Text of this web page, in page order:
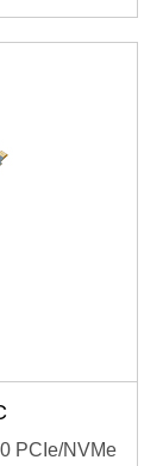
PCIe/NVMe